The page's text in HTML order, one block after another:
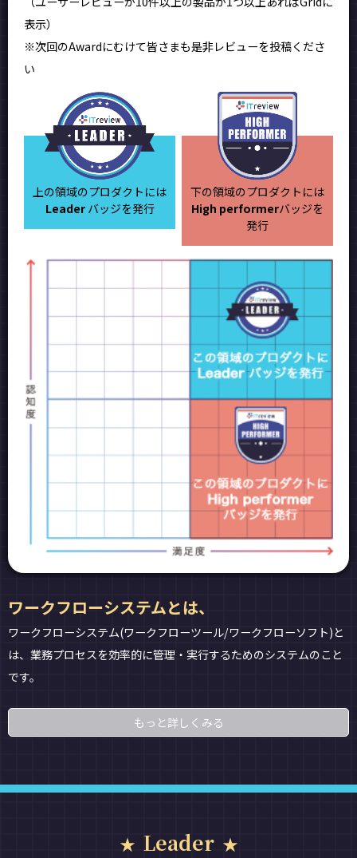
表示）
※次回のAwardにむけて皆さまも是非レビューを投稿くださ
い
上の領域のプロダクトには
Leaderバッジを発行
下の領域のプロダクトには
High performerバッジを
発行
ワークフローシステムとは、
ワークフローシステム(ワークフローツール/ワークフローソフト)と
は、業務プロセスを効率的に管理・実行するためのシステムのこと
です。
もっと詳しくみる
Leader